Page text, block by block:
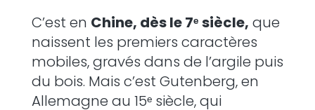
C’est en Chine, dès le 7ᵉ siècle, que
naissent les premiers caractères
mobiles, gravés dans de l’argile puis
du bois. Mais c’est Gutenberg, en
Allemagne au 15ᵉ siècle, qui